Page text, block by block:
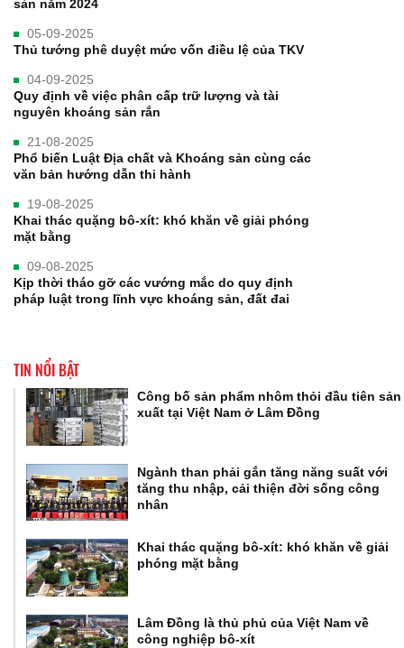
sản năm 2024
05-09-2025
Thủ tướng phê duyệt mức vốn điều lệ của TKV
04-09-2025
Quy định về việc phân cấp trữ lượng và tài
nguyên khoáng sản rắn
21-08-2025
Phổ biến Luật Địa chất và Khoáng sản cùng các
văn bản hướng dẫn thi hành
19-08-2025
Khai thác quặng bô-xít: khó khăn về giải phóng
mặt bằng
09-08-2025
Kịp thời tháo gỡ các vướng mắc do quy định
pháp luật trong lĩnh vực khoáng sản, đất đai
TIN NỔI BẬT
Công bố sản phẩm nhôm thỏi đầu tiên sản
xuất tại Việt Nam ở Lâm Đồng
Ngành than phải gắn tăng năng suất với
tăng thu nhập, cải thiện đời sống công
nhân
Khai thác quặng bô-xít: khó khăn về giải
phóng mặt bằng
Lâm Đồng là thủ phủ của Việt Nam về
công nghiệp bô-xít